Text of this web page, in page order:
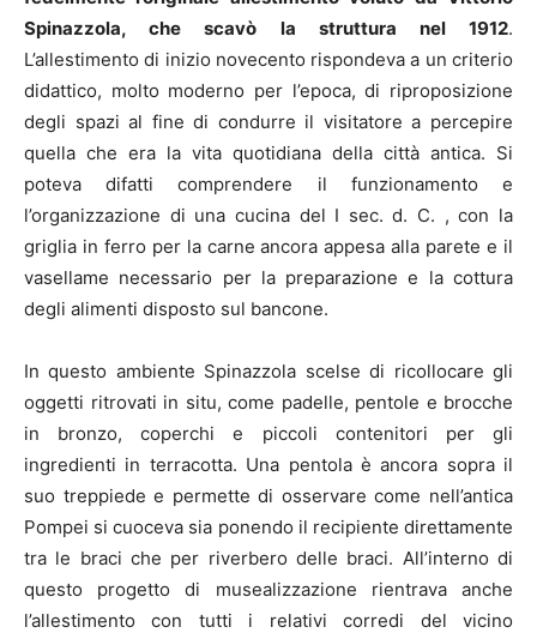
Spinazzola, che scavò la struttura nel 1912.
L’allestimento di inizio novecento rispondeva a un criterio
didattico, molto moderno per l’epoca, di riproposizione
degli spazi al fine di condurre il visitatore a percepire
quella che era la vita quotidiana della città antica. Si
poteva difatti comprendere il funzionamento e
l’organizzazione di una cucina del I sec. d. C. , con la
griglia in ferro per la carne ancora appesa alla parete e il
vasellame necessario per la preparazione e la cottura
degli alimenti disposto sul bancone.
In questo ambiente Spinazzola scelse di ricollocare gli
oggetti ritrovati in situ, come padelle, pentole e brocche
in bronzo, coperchi e piccoli contenitori per gli
ingredienti in terracotta. Una pentola è ancora sopra il
suo treppiede e permette di osservare come nell’antica
Pompei si cuoceva sia ponendo il recipiente direttamente
tra le braci che per riverbero delle braci. All’interno di
questo progetto di musealizzazione rientrava anche
l’allestimento con tutti i relativi corredi del vicino